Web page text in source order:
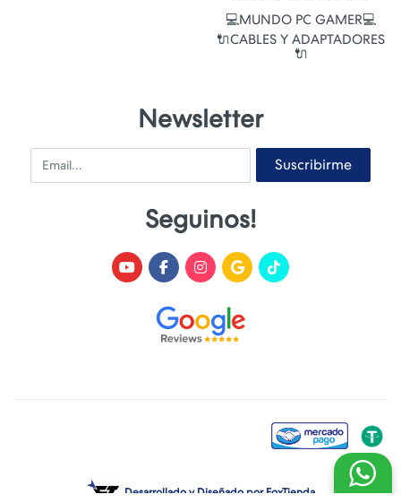
💻MUNDO PC GAMER💻
🔌CABLES Y ADAPTADORES
🔌
Newsletter
Email Suscribirme
Seguinos!
Desarrollado y Diseñado por FoxTienda